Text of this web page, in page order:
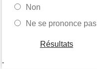
Non
Ne se prononce pas
Résultats
-